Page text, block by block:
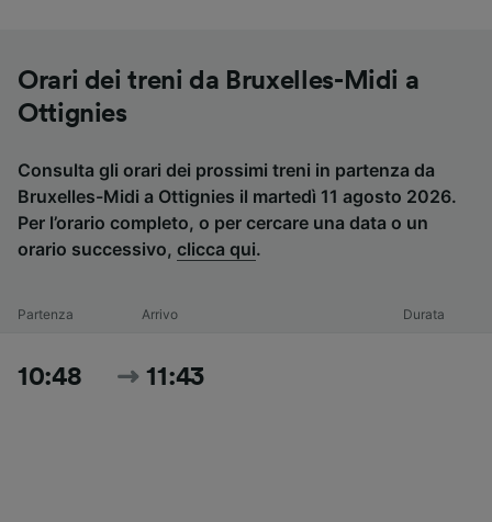
Orari dei treni da Bruxelles-Midi a
Ottignies
Consulta gli orari dei prossimi treni in partenza da
Bruxelles-Midi a Ottignies il martedì 11 agosto 2026.
Per l’orario completo, o per cercare una data o un
orario successivo, clicca qui.
Partenza Arrivo Durata
10:48 11:43